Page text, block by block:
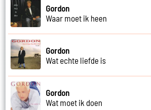
Gordon
Waar moet ik heen
Gordon
Wat echte liefde is
Gordon
Wat moet ik doen